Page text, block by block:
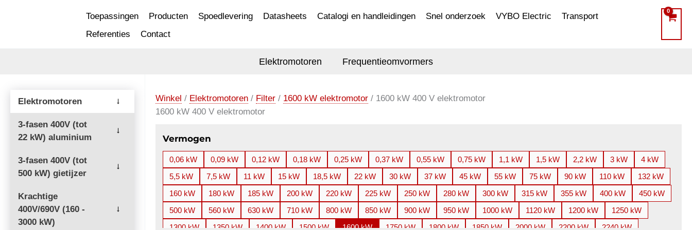
Toepassingen Producten Spoedlevering Datasheets Catalogi en handleidingen Snel onderzoek VYBO Electric
Transport
Referenties
Contact
Elektromotoren Frequentieomvormers
Elektromotoren →
3-fasen 400V (tot
22 kW) aluminium
→
3-fasen 400V (tot
500 kW) gietijzer
→
Krachtige
400V/690V (160 -
3000 kW)
→
Winkel / Elektromotoren / Filter / 1600 kW elektromotor / 1600 kW 400 V elektromotor
1600 kW 400 V elektromotor
Vermogen
0,06 kW 0,09 kW 0,12 kW 0,18 kW 0,25 kW 0,37 kW 0,55 kW 0,75 kW 1,1 kW 1,5 kW 2,2 kW 3 kW
4 kW
5,5 kW
7,5 kW 11 kW 15 kW 18,5 kW 22 kW 30 kW 37 kW 45 kW 55 kW 75 kW 90 kW 110 kW
132 kW
160 kW
180 kW 185 kW 200 kW 220 kW 225 kW 250 kW 280 kW 300 kW 315 kW 355 kW 400 kW
450 kW
500 kW
560 kW 630 kW 710 kW 800 kW 850 kW 900 kW 950 kW 1000 kW 1120 kW 1200 kW
1250 kW
1300 kW
1350 kW 1400 kW 1500 kW 1600 kW 1750 kW 1800 kW 1850 kW 2000 kW 2200 kW
2240 kW